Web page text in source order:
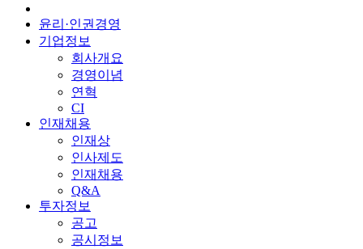
윤리·인권경영
기업정보
회사개요
경영이념
연혁
CI
인재채용
인재상
인사제도
인재채용
Q&A
투자정보
공고
공시정보